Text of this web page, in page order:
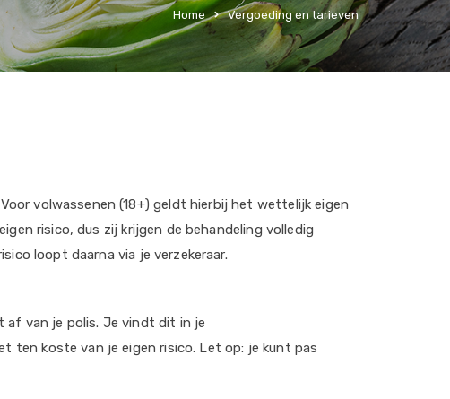
Home Vergoeding en tarieven
volwassenen (18+) geldt hierbij het wettelijk eigen
risico, dus zij krijgen de behandeling volledig
loopt daarna via je verzekeraar.
af van je polis. Je vindt dit in je
ten koste van je eigen risico. Let op: je kunt pas